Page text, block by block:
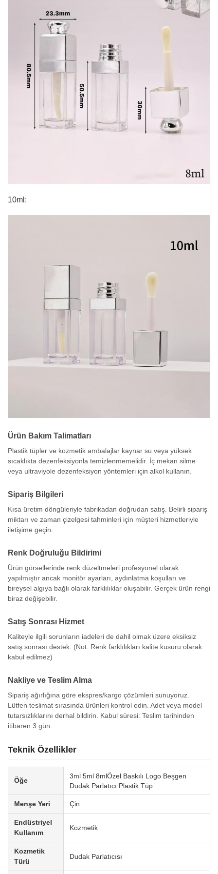
10ml:
Ürün Bakım Talimatları
Plastik tüpler ve kozmetik ambalajlar kaynar su veya yüksek
sıcaklıkta dezenfeksiyonla temizlenmemelidir. İç mekan silme
veya ultraviyole dezenfeksiyon yöntemleri için alkol kullanın.
Sipariş Bilgileri
Kısa üretim döngüleriyle fabrikadan doğrudan satış. Belirli sipariş
miktarı ve zaman çizelgesi tahminleri için müşteri hizmetleriyle
iletişime geçin.
Renk Doğruluğu Bildirimi
Ürün görsellerinde renk düzeltmeleri profesyonel olarak
yapılmıştır ancak monitör ayarları, aydınlatma koşulları ve
bireysel algıya bağlı olarak farklılıklar oluşabilir. Gerçek ürün rengi
biraz değişebilir.
Satış Sonrası Hizmet
Kaliteyle ilgili sorunların iadeleri de dahil olmak üzere eksiksiz
satış sonrası destek. (Not: Renk farklılıkları kalite kusuru olarak
kabul edilmez)
Nakliye ve Teslim Alma
Sipariş ağırlığına göre ekspres/kargo çözümleri sunuyoruz.
Lütfen teslimat sırasında ürünleri kontrol edin. Adet veya model
tutarsızlıklarını derhal bildirin. Kabul süresi: Teslim tarihinden
itibaren 3 gün.
Teknik Özellikler
Öğe
3ml 5ml 8mlÖzel Baskılı Logo Beşgen
Dudak Parlatıcı Plastik Tüp
Menşe Yeri Çin
Endüstriyel
Kullanım
Kozmetik
Kozmetik
Türü
Dudak Parlatıcısı